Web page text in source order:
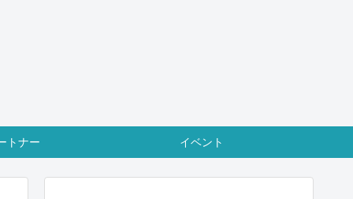
トナー イベント